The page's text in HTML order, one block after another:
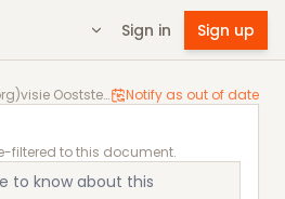
Sign in Sign up
Woon(zorg)visie Ooststellingwerf Notify as out of date
filtered to this document.